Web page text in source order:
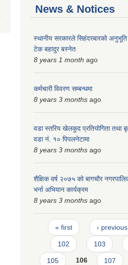
News & Notices
स्थानीय सरकारले सिहंदरबारको अनुभूति
टेक बहादुर बस्नेत
8 years 1 month ago
कर्मचारी विवरण सम्बन्धमा
8 years 3 months ago
वडा स्तरिय खेलकुद प्रतियोगिता तथा
वडा नं. १० पिपलनेटामा
8 years 3 months ago
शैक्षिक वर्ष २०७५ को बागचौर
भर्ना अभियान कार्यक्रम
8 years 3 months ago
Pages
« first ‹ previous
102 103
105 106 107